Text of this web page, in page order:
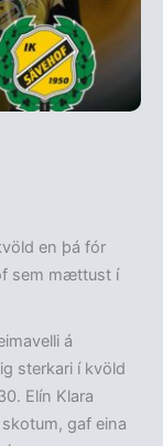
en þá fór
sem mættust í
á
sterkari í kvöld
Elín Klara
gaf eina